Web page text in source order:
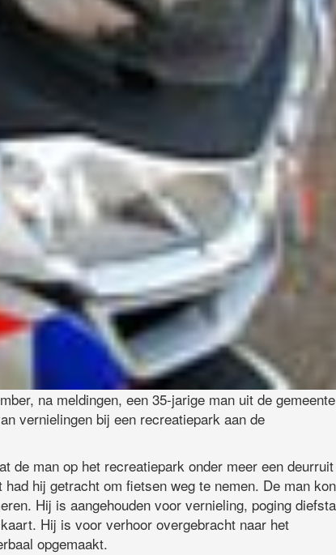
na meldingen, een 35-jarige man uit de gemeente
vernielingen bij een recreatiepark aan de
de man op het recreatiepark onder meer een deurruit
hij getracht om fietsen weg te nemen. De man kon
Hij is aangehouden voor vernieling, poging
Hij is voor verhoor overgebracht naar het
opgemaakt.